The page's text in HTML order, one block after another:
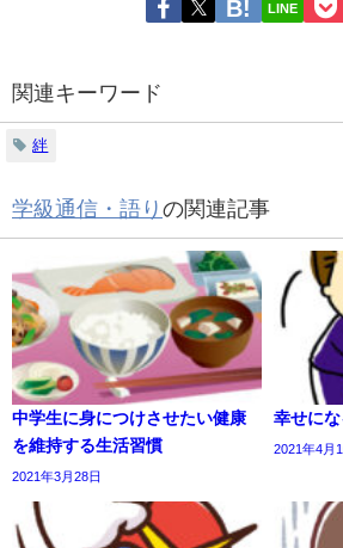
LINE
関連キーワード
絆
学級通信・語り の関連記事
中学生に身につけさせたい健康
を維持する生活習慣
2021年3月28日
幸せに
2021年4月